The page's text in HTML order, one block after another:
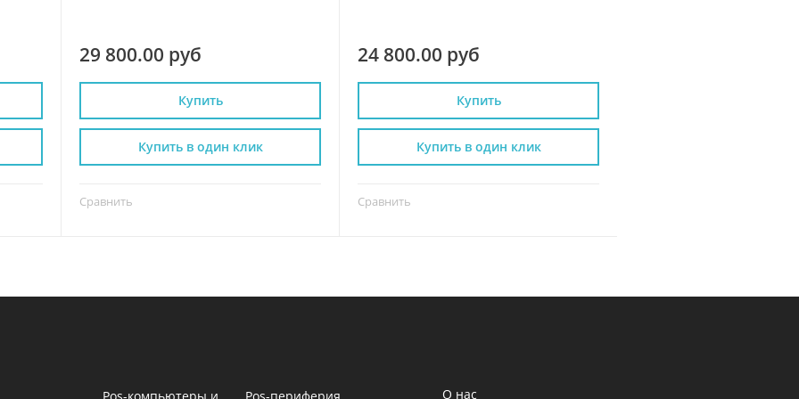
29 800.00 руб
Купить
Сравнить
Купить в один клик
24 800.00 руб
Купить
Сравнить
Купить в один клик
О нас